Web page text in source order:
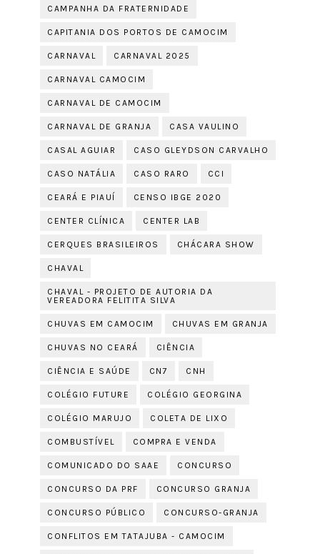
CAMPANHA DA FRATERNIDADE
CAPITANIA DOS PORTOS DE CAMOCIM
CARNAVAL CARNAVAL 2025
CARNAVAL CAMOCIM
CARNAVAL DE CAMOCIM
CARNAVAL DE GRANJA CASA VAULINO
CASAL AGUIAR CASO GLEYDSON CARVALHO
CASO NATÁLIA CASO RARO CCI
CEARÁ E PIAUÍ CENSO IBGE 2020
CENTER CLÍNICA CENTER LAB
CERQUES BRASILEIROS CHÁCARA SHOW
CHAVAL
CHAVAL - PROJETO DE AUTORIA DA
VEREADORA FELITITA SILVA
CHUVAS EM CAMOCIM CHUVAS EM GRANJA
CHUVAS NO CEARÁ CIÊNCIA
CIÊNCIA E SAÚDE CN7 CNH
COLÉGIO FUTURE COLÉGIO GEORGINA
COLÉGIO MARUJO COLETA DE LIXO
COMBUSTÍVEL COMPRA E VENDA
COMUNICADO DO SAAE CONCURSO
CONCURSO DA PRF CONCURSO GRANJA
CONCURSO PÚBLICO CONCURSO-GRANJA
CONFLITOS EM TATAJUBA - CAMOCIM